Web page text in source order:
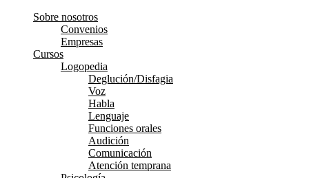
Sobre nosotros
Convenios
Empresas
Cursos
Logopedia
Deglución/Disfagia
Voz
Habla
Lenguaje
Funciones orales
Audición
Comunicación
Atención temprana